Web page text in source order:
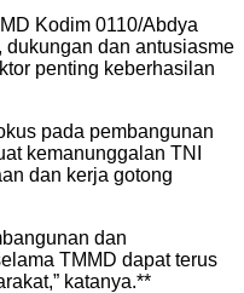
Kodim 0110/Abdya
dukungan dan antusiasme
penting keberhasilan
pada pembangunan
kemanunggalan TNI
dan kerja gotong
dan
TMMD dapat terus
katanya.**